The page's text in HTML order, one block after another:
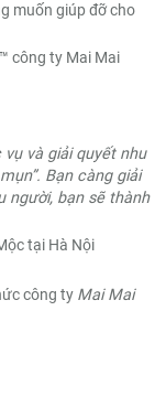
muốn giúp đỡ cho
công ty Mai Mai
và giải quyết nhu
Bạn càng giải
người, bạn sẽ thành
tại Hà Nội
công ty Mai Mai